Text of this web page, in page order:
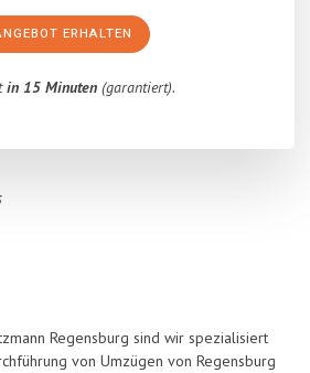
ERHALTEN
in 15 Minuten(garantiert).
Regensburg sind wir spezialisiert
von Umzügen von Regensburg